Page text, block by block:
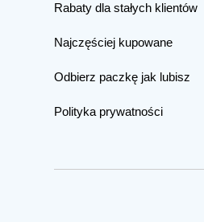
Rabaty dla stałych klientów
Najczęściej kupowane
Odbierz paczkę jak lubisz
Polityka prywatności